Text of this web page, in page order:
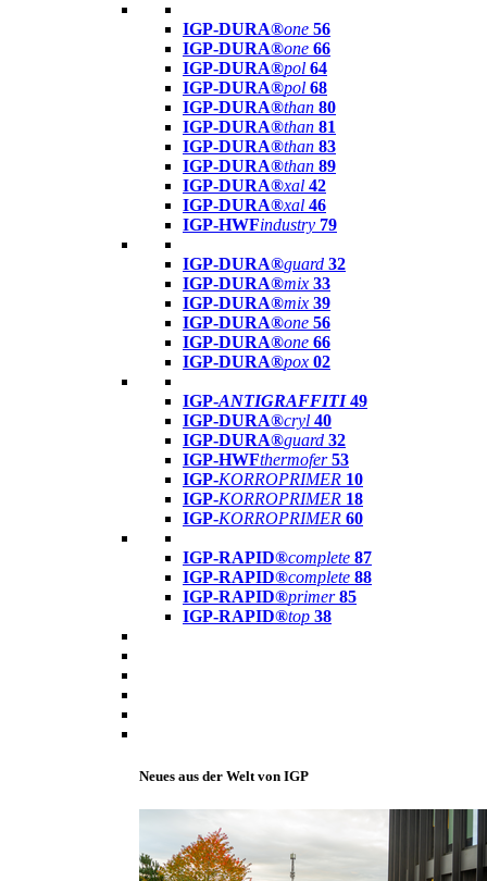
IGP-DURA®one 56
IGP-DURA®one 66
IGP-DURA®pol 64
IGP-DURA®pol 68
IGP-DURA®than 80
IGP-DURA®than 81
IGP-DURA®than 83
IGP-DURA®than 89
IGP-DURA®xal 42
IGP-DURA®xal 46
IGP-HWFindustry 79
IGP-DURA®guard 32
IGP-DURA®mix 33
IGP-DURA®mix 39
IGP-DURA®one 56
IGP-DURA®one 66
IGP-DURA®pox 02
IGP-ANTIGRAFFITI49
IGP-DURA®cryl 40
IGP-DURA®guard 32
IGP-HWFthermofer 53
IGP-KORROPRIMER 10
IGP-KORROPRIMER 18
IGP-KORROPRIMER 60
IGP-RAPID®complete 87
IGP-RAPID®complete 88
IGP-RAPID®primer 85
IGP-RAPID®top 38
Neues aus der Welt von IGP